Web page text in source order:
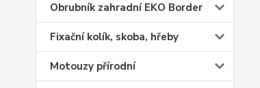
Obrubník zahradní EKO Border
Fixační kolík, skoba, hřeby
Motouzy přírodní